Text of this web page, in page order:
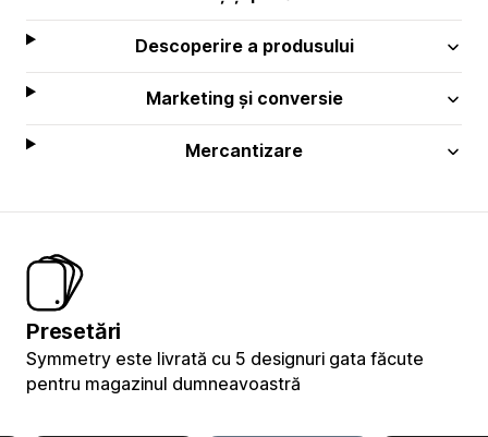
Descoperire a produsului
Marketing și conversie
Mercantizare
Presetări
Symmetry este livrată cu 5 designuri gata făcute
pentru magazinul dumneavoastră